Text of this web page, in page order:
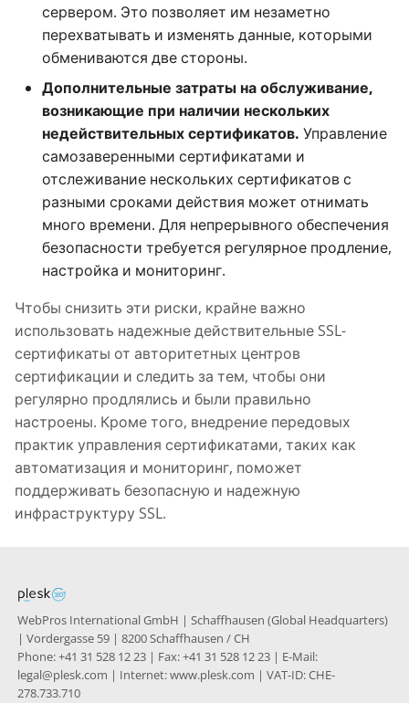
сервером. Это позволяет им незаметно
перехватывать и изменять данные, которыми
обмениваются две стороны.
Дополнительные затраты на обслуживание,
возникающие при наличии нескольких
недействительных сертификатов. Управление
самозаверенными сертификатами и
отслеживание нескольких сертификатов с
разными сроками действия может отнимать
много времени. Для непрерывного обеспечения
безопасности требуется регулярное продление,
настройка и мониторинг.
Чтобы снизить эти риски, крайне важно
использовать надежные действительные SSL-
сертификаты от авторитетных центров
сертификации и следить за тем, чтобы они
регулярно продлялись и были правильно
настроены. Кроме того, внедрение передовых
практик управления сертификатами, таких как
автоматизация и мониторинг, поможет
поддерживать безопасную и надежную
инфраструктуру SSL.
WebPros International GmbH | Schaffhausen (Global Headquarters)
| Vordergasse 59 | 8200 Schaffhausen / CH
Phone: +41 31 528 12 23 | Fax: +41 31 528 12 23 | E-Mail:
legal@plesk.com | Internet: www.plesk.com | VAT-ID: CHE-
278.733.710